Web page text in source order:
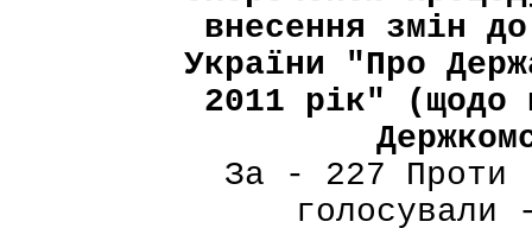
внесення змін
України "Про
2011 рік" (щодо
За - 227 Проти